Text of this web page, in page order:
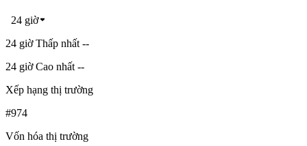
24 giờ
24 giờ Thấp nhất --
24 giờ Cao nhất --
Xếp hạng thị trường
#974
Vốn hóa thị trường